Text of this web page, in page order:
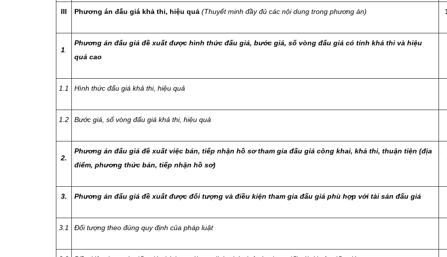
III Phương án đấu giá khả thi, hiệu quả (Thuyết minh đầy đủ các nội dung trong phương án)
1
Phương án đấu giá đề xuất được hình thức đấu giá, bước giá, số vòng đấu giá có tính khả thi và hiệu
quả cao
1.1 Hình thức đấu giá khả thi, hiệu quả
1.2 Bước giá, số vòng đấu giá khả thi, hiệu quả
2.
Phương án đấu giá đề xuất việc bán, tiếp nhận hồ sơ tham gia đấu giá công khai, khả thi, thuận tiện (địa
điểm, phương thức bán, tiếp nhận hồ sơ)
3. Phương án đấu giá đề xuất được đối tượng và điều kiện tham gia đấu giá phù hợp với tài sản đấu giá
3.1 Đối tượng theo đúng quy định của pháp luật